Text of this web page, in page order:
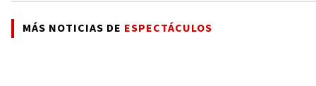
MÁS NOTICIAS DE ESPECTÁCULOS